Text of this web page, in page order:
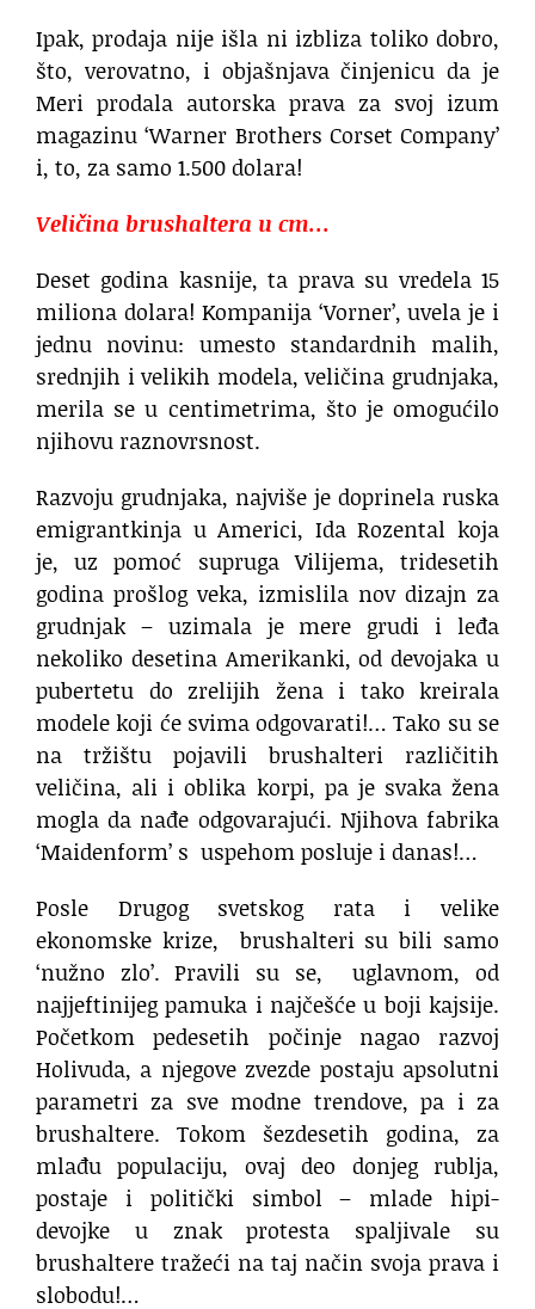
Ipak, prodaja nije išla ni izbliza toliko dobro,
što, verovatno, i objašnjava činjenicu da je
Meri prodala autorska prava za svoj izum
magazinu ‘Warner Brothers Corset Company’
i, to, za samo 1.500 dolara!
Veličina brushaltera u cm…
Deset godina kasnije, ta prava su vredela 15
miliona dolara! Kompanija ‘Vorner’, uvela je i
jednu novinu: umesto standardnih malih,
srednjih i velikih modela, veličina grudnjaka,
merila se u centimetrima, što je omogućilo
njihovu raznovrsnost.
Razvoju grudnjaka, najviše je doprinela ruska
emigrantkinja u Americi, Ida Rozental koja
je, uz pomoć supruga Vilijema, tridesetih
godina prošlog veka, izmislila nov dizajn za
grudnjak – uzimala je mere grudi i leđa
nekoliko desetina Amerikanki, od devojaka u
pubertetu do zrelijih žena i tako kreirala
modele koji će svima odgovarati!… Tako su se
na tržištu pojavili brushalteri različitih
veličina, ali i oblika korpi, pa je svaka žena
mogla da nađe odgovarajući. Njihova fabrika
‘Maidenform’ s uspehom posluje i danas!…
Posle Drugog svetskog rata i velike
ekonomske krize, brushalteri su bili samo
‘nužno zlo’. Pravili su se, uglavnom, od
najjeftinijeg pamuka i najčešće u boji kajsije.
Početkom pedesetih počinje nagao razvoj
Holivuda, a njegove zvezde postaju apsolutni
parametri za sve modne trendove, pa i za
brushaltere. Tokom šezdesetih godina, za
mlađu populaciju, ovaj deo donjeg rublja,
postaje i politički simbol – mlade hipi-
devojke u znak protesta spaljivale su
brushaltere tražeći na taj način svoja prava i
slobodu!…